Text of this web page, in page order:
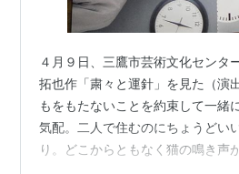
４月９日、三鷹市芸術文化センタ
拓也作「粛々と運針」を見た（演
もをもたないことを約束して一緒
気配。二人で住むのにちょうどい
り。どこからともなく猫の鳴き声